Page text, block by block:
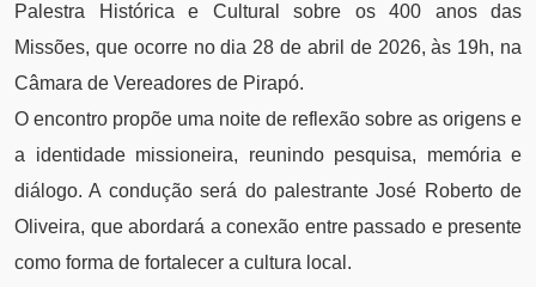
Palestra Histórica e Cultural sobre os 400 anos das
Missões, que ocorre no dia 28 de abril de 2026, às 19h, na
Câmara de Vereadores de Pirapó.
O encontro propõe uma noite de reflexão sobre as origens e
a identidade missioneira, reunindo pesquisa, memória e
diálogo. A condução será do palestrante José Roberto de
Oliveira, que abordará a conexão entre passado e presente
como forma de fortalecer a cultura local.